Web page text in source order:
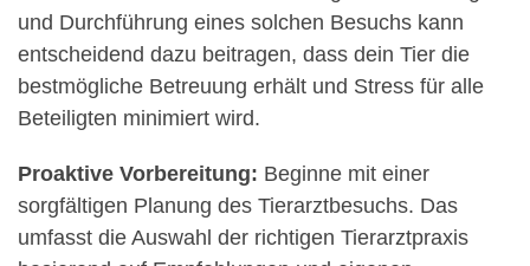
und Durchführung eines solchen Besuchs kann
entscheidend dazu beitragen, dass dein Tier die
bestmögliche Betreuung erhält und Stress für alle
Beteiligten minimiert wird.
Proaktive Vorbereitung: Beginne mit einer
sorgfältigen Planung des Tierarztbesuchs. Das
umfasst die Auswahl der richtigen Tierarztpraxis